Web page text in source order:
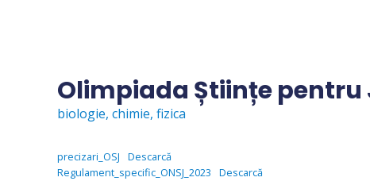
Olimpiada Științe pentru
biologie, chimie, fizica
precizari_OSJ
Descarcă
Regulament_specific_ONSJ_2023
Descarcă